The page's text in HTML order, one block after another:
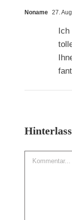
Noname 27.
Ich
Kommentar